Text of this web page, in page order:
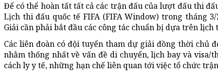
Để có thể hoàn tất tất cả các trận đấu của lượt đấu thi
Lịch thi đấu quốc tế FIFA (FIFA Window) trong tháng
Giải cần phải bắt đầu các công tác chuẩn bị dựa trên
Các liên đoàn có đội tuyển tham dự giải đồng thời chủ
nhằm thống nhất về vấn đề di chuyển, lịch bay và visa/
cách ly y tế, những hạn chế liên quan tới việc tổ chức